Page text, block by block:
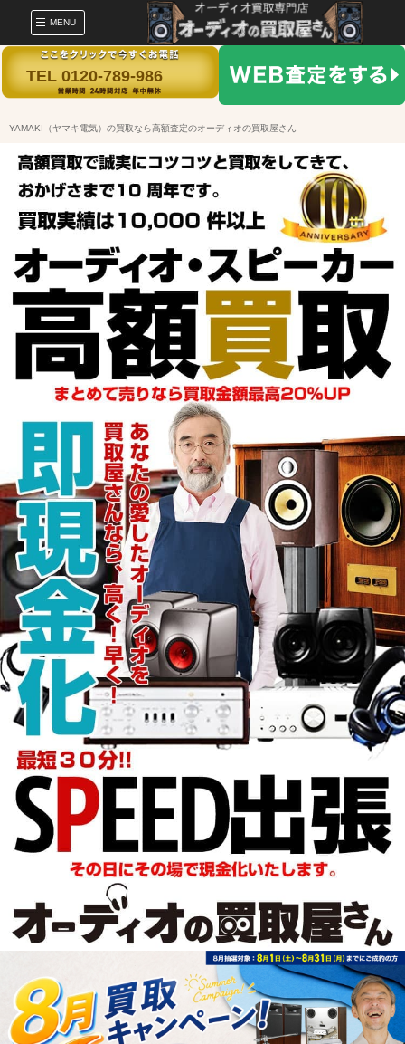
MENU
TEL 0120-789-986
YAMAKI（ヤマキ電気）の買取なら高額査定のオーディオの買取屋さん